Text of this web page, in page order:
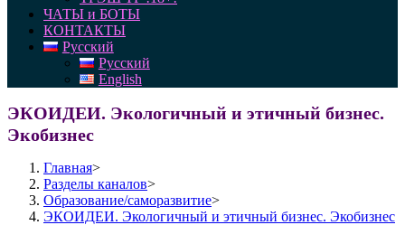
ЧАТЫ и БОТЫ
КОНТАКТЫ
Русский
Русский
English
ЭКОИДЕИ. Экологичный и этичный бизнес.
Экобизнес
Главная>
Разделы каналов>
Образование/саморазвитие>
ЭКОИДЕИ. Экологичный и этичный бизнес. Экобизнес